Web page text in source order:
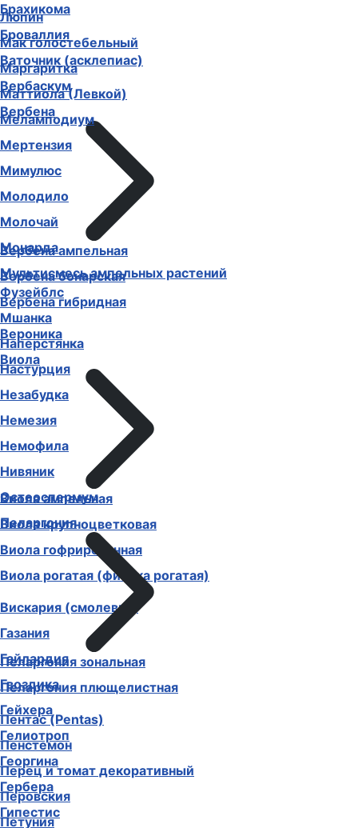
Брахикома
Броваллия
Ваточник (асклепиас)
Вербаскум
Вербена
Вербена ампельная
Вербена бонарская
Вербена гибридная
Вероника
Виола
Виола ампельная
Виола крупноцветковая
Виола гофрированная
Виола рогатая (фиалка рогатая)
Вискария (смолевка)
Газания
Гайлардия
Гвоздика
Гейхера
Гелиотроп
Георгина
Гербера
Гипестис
Люпин
Мак голостебельный
Маргаритка
Маттиола (Левкой)
Меламподиум
Мертензия
Мимулюс
Молодило
Молочай
Монарда
Мультисмесь ампельных растений
Фузейблс
Мшанка
Наперстянка
Настурция
Незабудка
Немезия
Немофила
Нивяник
Остеоспермум
Пеларгония
Пеларгония зональная
Пеларгония плющелистная
Пентас (Pentas)
Пенстемон
Перец и томат декоративный
Перовския
Петуния